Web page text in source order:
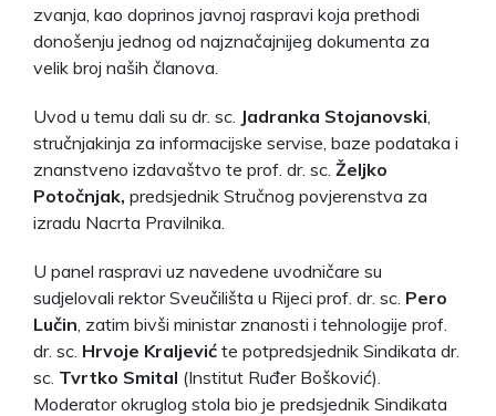
zvanja, kao doprinos javnoj raspravi koja prethodi
donošenju jednog od najznačajnijeg dokumenta za
velik broj naših članova.
Uvod u temu dali su dr. sc. Jadranka Stojanovski
stručnjakinja za informacijske servise, baze podataka i
znanstveno izdavaštvo te prof. dr. sc. Željko
Potočnjak, predsjednik Stručnog povjerenstva za
izradu Nacrta Pravilnika.
U panel raspravi uz navedene uvodničare su
sudjelovali rektor Sveučilišta u Rijeci prof. dr. sc. Pero
Lučin , zatim bivši ministar znanosti i tehnologije prof.
dr. sc. Hrvoje Kraljević te potpredsjednik Sindikata dr.
sc. Tvrtko Smital (Institut Ruđer Bošković).
Moderator okruglog stola bio je predsjednik Sindikata